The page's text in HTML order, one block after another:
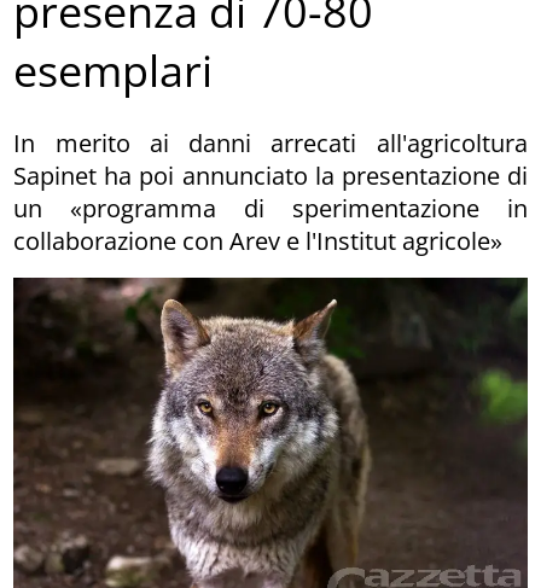
presenza di 70-80
esemplari
In merito ai danni arrecati all'agricoltura
Sapinet ha poi annunciato la presentazione di
un «programma di sperimentazione in
collaborazione con Arev e l'Institut agricole»